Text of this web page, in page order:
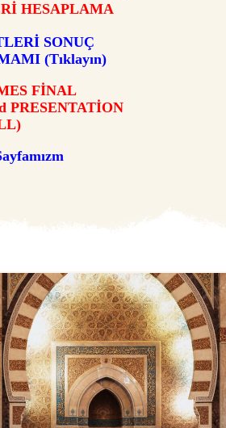
HESAPLAMA
SONUÇ
(Tıklayın)
FİNAL
PRESENTATİON